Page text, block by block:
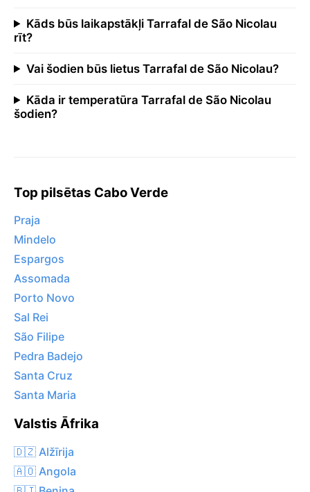
Kāds būs laikapstākļi Tarrafal de São Nicolau
rīt?
Vai šodien būs lietus Tarrafal de São Nicolau?
Kāda ir temperatūra Tarrafal de São Nicolau
šodien?
Top pilsētas Cabo Verde
Praja
Mindelo
Espargos
Assomada
Porto Novo
Sal Rei
São Filipe
Pedra Badejo
Santa Cruz
Santa Maria
Valstis Āfrika
🇩🇿 Alžīrija
🇦🇴 Angola